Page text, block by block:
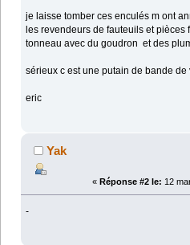
je laisse tomber ces enculés m ont
les revendeurs de fauteuils et pièces
tonneau avec du goudron et des
sérieux c est une putain de bande de
eric
Yak
« Réponse #2 le: 12
-